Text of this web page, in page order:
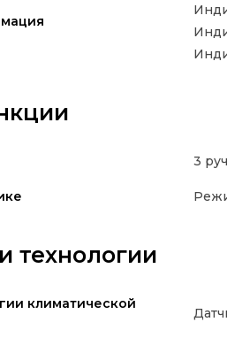
3
технологии
климатической